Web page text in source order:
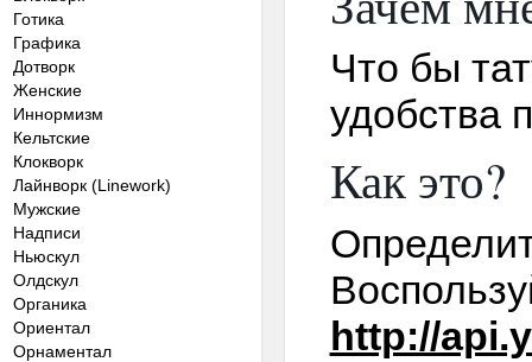
Что бы
удобства
Как это?
http://
Готика
Графика
Дотворк
Женские
Иннормизм
Кельтские
Клокворк
Лайнворк (Linework)
Мужские
Надписи
Ньюскул
Олдскул
Органика
Ориентал
Орнаментал